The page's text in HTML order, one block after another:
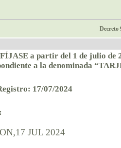
Decreto
a partir del 1 de julio de
a la denominada
17/07/2024
JUL 2024